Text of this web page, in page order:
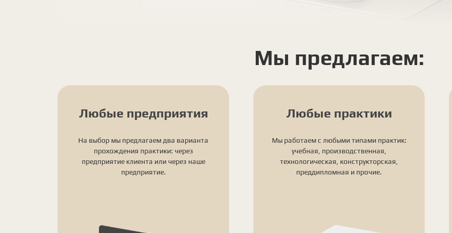
Мы предлагаем:
Любые предприятия
На выбор мы предлагаем два варианта
прохождения практики: через
предприятие клиента или через наше
предприятие.
Любые практики
Мы работаем с любыми типами практик:
учебная, производственная,
технологическая, конструкторская,
преддипломная и прочие.